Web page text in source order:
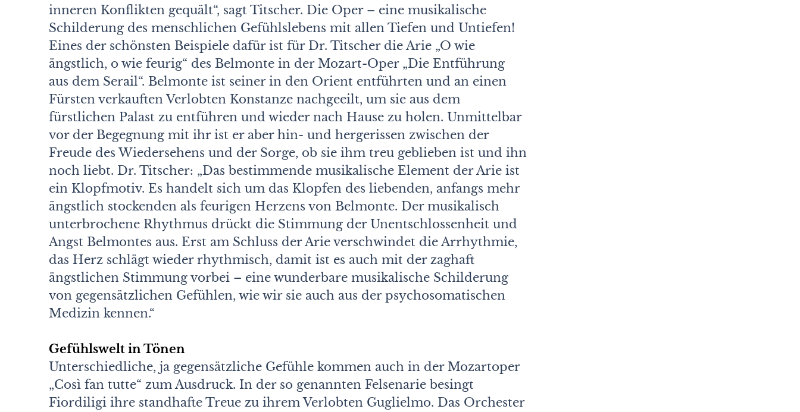
inneren Konflikten gequält“, sagt Titscher. Die Oper – eine musikalische
Schilderung des menschlichen Gefühlslebens mit allen Tiefen und Untiefen!
Eines der schönsten Beispiele dafür ist für Dr. Titscher die Arie „O wie
ängstlich, o wie feurig“ des Belmonte in der Mozart-Oper „Die Entführung
aus dem Serail“. Belmonte ist seiner in den Orient entführten und an einen
Fürsten verkauften Verlobten Konstanze nachgeeilt, um sie aus dem
fürstlichen Palast zu entführen und wieder nach Hause zu holen. Unmittelbar
vor der Begegnung mit ihr ist er aber hin- und hergerissen zwischen der
Freude des Wiedersehens und der Sorge, ob sie ihm treu geblieben ist und ihn
noch liebt. Dr. Titscher: „Das bestimmende musikalische Element der Arie ist
ein Klopfmotiv. Es handelt sich um das Klopfen des liebenden, anfangs mehr
ängstlich stockenden als feurigen Herzens von Belmonte. Der musikalisch
unterbrochene Rhythmus drückt die Stimmung der Unentschlossenheit und
Angst Belmontes aus. Erst am Schluss der Arie verschwindet die Arrhythmie,
das Herz schlägt wieder rhythmisch, damit ist es auch mit der zaghaft
ängstlichen Stimmung vorbei – eine wunderbare musikalische Schilderung
von gegensätzlichen Gefühlen, wie wir sie auch aus der psychosomatischen
Medizin kennen.“
Gefühlswelt in Tönen
Unterschiedliche, ja gegensätzliche Gefühle kommen auch in der Mozartoper
„Così fan tutte“ zum Ausdruck. In der so genannten Felsenarie besingt
Fiordiligi ihre standhafte Treue zu ihrem Verlobten Guglielmo. Das Orchester